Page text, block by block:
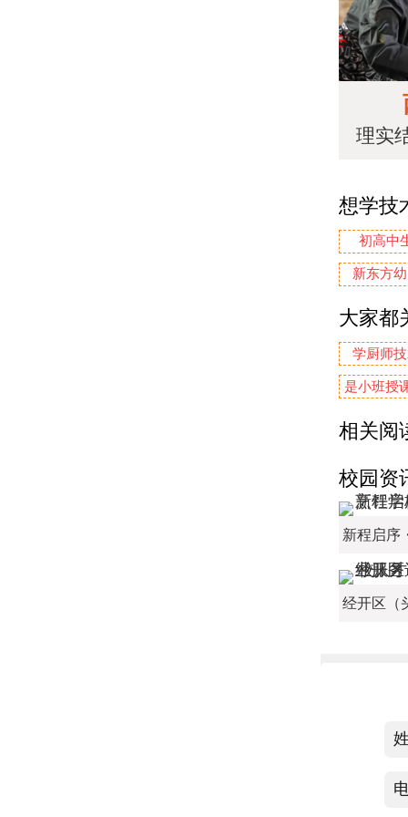
理实
想学技
初高中
新东方
大家都
学厨师
是小班授
相关阅
校园资